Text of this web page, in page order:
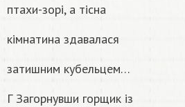
птахи-зорі, а тісна
кімнатина здавалася
затишним кубельцем…
Г Загорнувши горщик із